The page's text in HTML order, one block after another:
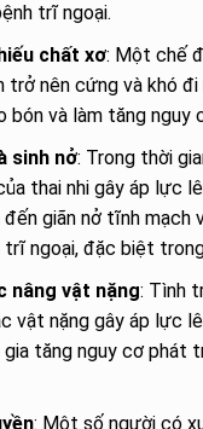
trĩ ngoại.
chất xơ: Một chế
trở nên cứng và khó đi
bón và làm tăng nguy
sinh nở: Trong thời
thai nhi gây áp lực
đến giãn nở tĩnh mạch
ngoại, đặc biệt trong
nâng vật nặng: Tình
vật nặng gây áp lực
gia tăng nguy cơ phát
: Một số người có